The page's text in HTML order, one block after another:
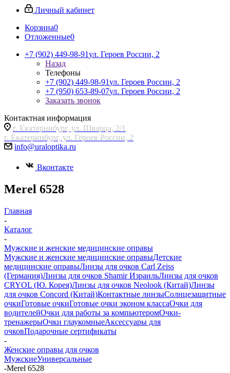
Личный кабинет
Корзина0
Отложенные0
+7 (902) 449-98-91ул. Героев России, 2
Назад
Телефоны
+7 (902) 449-98-91ул. Героев России, 2
+7 (950) 653-89-07ул. Героев России, 2
Заказать звонок
Контактная информация
г. Екатеринбург, ул. Шварца, 2/1
г. Екатеринбург, ул. Героев России, 2
info@uraloptika.ru
Вконтакте
Merel 6528
Главная
-
Каталог
-
Мужские и женские медицинские оправы
Мужские и женские медицинские оправыДетские
медицинские оправыЛинзы для очков Carl Zeiss
(Германия)Линзы для очков Shamir ИзраильЛинзы для очков
CRYOL (Ю. Корея)Линзы для очков Neolook (Китай)Линзы
для очков Concord (Китай)Контактные линзыСолнцезащитные
очкиГотовые очкиГотовые очки эконом классаОчки для
водителейОчки для работы за компьютеромОчки-
тренажерыОчки глаукомныеАксессуары для
очковПодарочные сертификаты
-
Женские оправы для очков
МужскиеУниверсальные
-Merel 6528